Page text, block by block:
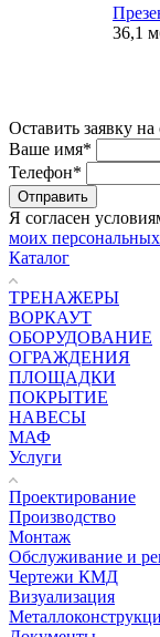
36,1
Оставить заявку на
Ваше имя*
Телефон*
Я согласен
моих
Каталог
ТРЕНАЖЕРЫ
ВОРКАУТ
ОБОРУДОВАНИЕ
ОГРАЖДЕНИЯ
ПЛОЩАДКИ
ПОКРЫТИЕ
НАВЕСЫ
МАФ
Услуги
Проектирование
Производство
Монтаж
Обслуживание и
Чертежи КМД
Визуализация